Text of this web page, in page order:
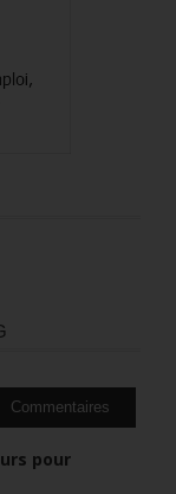
Commentaires
pour